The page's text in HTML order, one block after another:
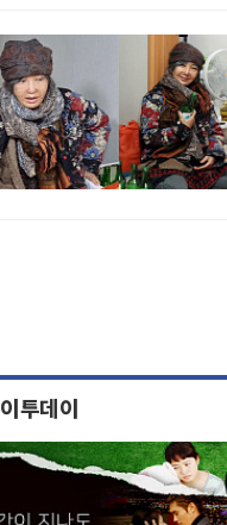
이투데이